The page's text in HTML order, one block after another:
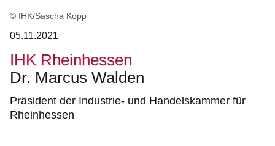
© IHK/Sascha Kopp
05.11.2021
IHK Rheinhessen
Dr. Marcus Walden
Präsident der Industrie- und Handelskammer für
Rheinhessen